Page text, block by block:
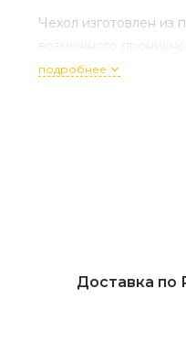
Чехол изготовлен
возможного
подробнее
Доставка по